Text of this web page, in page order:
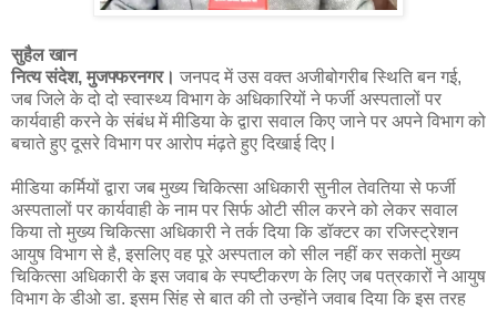
सुहैल खान
नित्य संदेश, मुजफ्फरनगर। जनपद में उस वक्त अजीबोगरीब स्थिति बन गई,
जब जिले के दो दो स्वास्थ्य विभाग के अधिकारियों ने फर्जी अस्पतालों पर
कार्यवाही करने के संबंध में मीडिया के द्वारा सवाल किए जाने पर अपने विभाग को
बचाते हुए दूसरे विभाग पर आरोप मंढ़ते हुए दिखाई दिए l
मीडिया कर्मियों द्वारा जब मुख्य चिकित्सा अधिकारी सुनील तेवतिया से फर्जी
अस्पतालों पर कार्यवाही के नाम पर सिर्फ ओटी सील करने को लेकर सवाल
किया तो मुख्य चिकित्सा अधिकारी ने तर्क दिया कि डॉक्टर का रजिस्ट्रेशन
आयुष विभाग से है, इसलिए वह पूरे अस्पताल को सील नहीं कर सकतेl मुख्य
चिकित्सा अधिकारी के इस जवाब के स्पष्टीकरण के लिए जब पत्रकारों ने आयुष
विभाग के डीओ डा. इसम सिंह से बात की तो उन्होंने जवाब दिया कि इस तरह